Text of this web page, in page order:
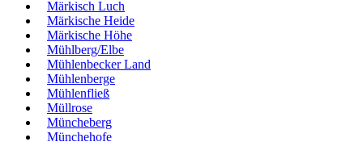
Märkisch Luch
Märkische Heide
Märkische Höhe
Mühlberg/Elbe
Mühlenbecker Land
Mühlenberge
Mühlenfließ
Müllrose
Müncheberg
Münchehofe